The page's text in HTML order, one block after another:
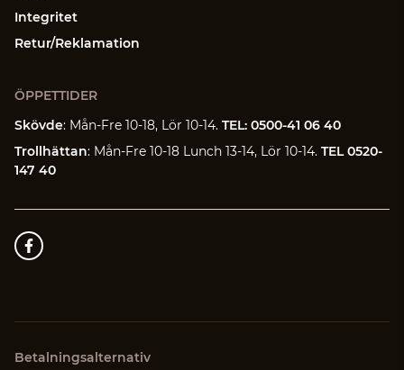
Integritet
Retur/Reklamation
ÖPPETTIDER
Skövde: Mån-Fre 10-18, Lör 10-14. TEL: 0500-41 06 40
Trollhättan: Mån-Fre 10-18 Lunch 13-14, Lör 10-14. TEL 0520-
147 40
Betalningsalternativ